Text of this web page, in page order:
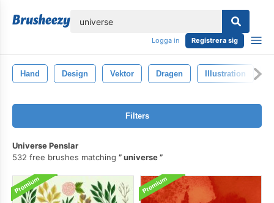
Logga in Registrera sig
Hand Design Vektor Dragen Illustration
Filters
Universe Penslar
532 free brushes matching
universe